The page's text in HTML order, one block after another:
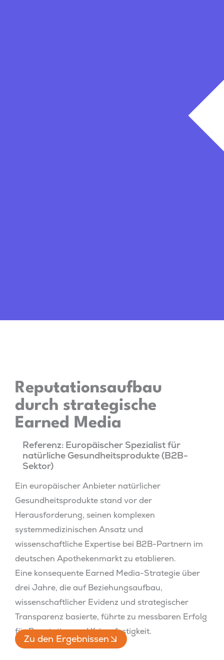
Reputationsaufbau
durch strategische
Earned Media
Referenz: Europäischer Spezialist für
natürliche Gesundheitsprodukte (B2B-
Sektor)
Ein europäischer Anbieter natürlicher
Gesundheitsprodukte stand vor der
Herausforderung, seinen komplexen
systemmedizinischen Ansatz und
wissenschaftliche Expertise bei B2B-Partnern im
deutschen Apothekenmarkt zu etablieren.
Eine konsequente Earned Media-Strategie über
drei Jahre, die auf Beziehungsaufbau,
wissenschaftlicher Evidenz und strategischer
Transparenz basierte, führte zu messbaren Erfolg
für Reputation und Krisenfestigkeit.
Zu den Ergebnissen